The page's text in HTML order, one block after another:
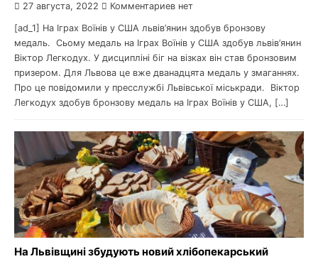
27 августа, 2022 Комментариев нет
[ad_1] На Іграх Воїнів у США львів’янин здобув бронзову
медаль. Сьому медаль на Іграх Воїнів у США здобув львів’янин
Віктор Легкодух. У дисципліні біг на візках він став бронзовим
призером. Для Львова це вже дванадцята медаль у змаганнях.
Про це повідомили у пресслужбі Львівської міськради. Віктор
Легкодух здобув бронзову медаль на Іграх Воїнів у США, […]
На Львівщині збудують новий хлібопекарський